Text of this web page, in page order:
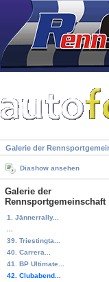
Galerie der
Diashow ansehen
Galerie der
Rennsportgemeinschaft
1. Jännerrally...
39. Triestingta...
40. Carrera...
41. BP Ultimate...
42. Clubabend...